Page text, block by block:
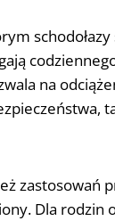
na
zastosowań
Dla rodzin